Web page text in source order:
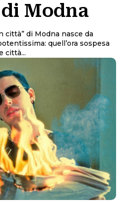
Modna
città” di Modna nasce da
quell’ora sospesa
città...